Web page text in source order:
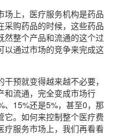
场上，医疗服务机构是药品
采购药品的时候，这些药品
然整个产品和流通的这个过
以通过市场的竞争来完成这
预就变得越来越不必要，
和流通，完全变成市场行
、15%还是5%，甚至0，那
它。如何来控制整个医疗费
疗服务市场上，我们再看看